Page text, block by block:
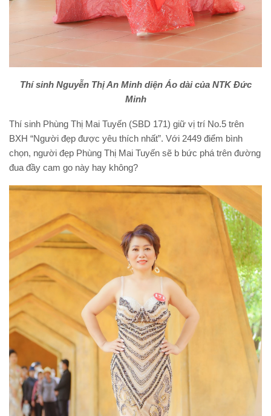
Thí sinh Nguyễn Thị An Minh diện Áo dài của NTK Đức
Minh
Thí sinh Phùng Thị Mai Tuyến (SBD 171) giữ vị trí No.5 trên
BXH “Người đẹp được yêu thích nhất”. Với 2449 điểm bình
chọn, người đẹp Phùng Thị Mai Tuyến sẽ b bức phá trên đường
đua đầy cam go này hay không?